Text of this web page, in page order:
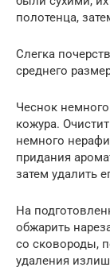
полотенца,
Слегка
среднего
Чеснок
кожура.
немного
придания
затем удалить
На
обжарить
со сковороды,
удаления